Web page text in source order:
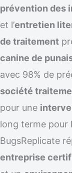
prévention des
et l’entretien
de traitement
canine de
avec 98% de
société
pour une
long terme pour
BugsReplicate
entreprise